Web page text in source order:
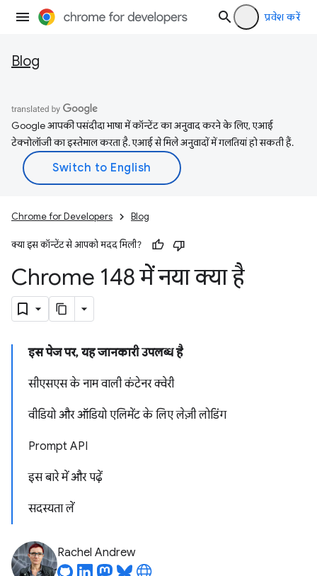
प्रवेश करें
Blog
Google आपकी पसंदीदा भाषा में कॉन्टेंट का अनुवाद करने के लिए, एआई
टेक्नोलॉजी का इस्तेमाल करता है. एआई से मिले अनुवादों में गलतियां हो सकती हैं.
Chrome for Developers Blog
क्या इस कॉन्टेंट से आपको मदद मिली?
Chrome 148 में नया क्या है
इस पेज पर, यह जानकारी उपलब्ध है
सीएसएस के नाम वाली कंटेनर क्वेरी
वीडियो और ऑडियो एलिमेंट के लिए लेज़ी लोडिंग
Prompt API
इस बारे में और पढ़ें
सदस्यता लें
Rachel Andrew